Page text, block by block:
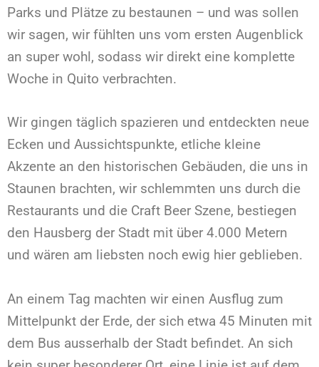
Parks und Plätze zu bestaunen – und was sollen
wir sagen, wir fühlten uns vom ersten Augenblick
an super wohl, sodass wir direkt eine komplette
Woche in Quito verbrachten.
Wir gingen täglich spazieren und entdeckten neue
Ecken und Aussichtspunkte, etliche kleine
Akzente an den historischen Gebäuden, die uns in
Staunen brachten, wir schlemmten uns durch die
Restaurants und die Craft Beer Szene, bestiegen
den Hausberg der Stadt mit über 4.000 Metern
und wären am liebsten noch ewig hier geblieben.
An einem Tag machten wir einen Ausflug zum
Mittelpunkt der Erde, der sich etwa 45 Minuten mit
dem Bus ausserhalb der Stadt befindet. An sich